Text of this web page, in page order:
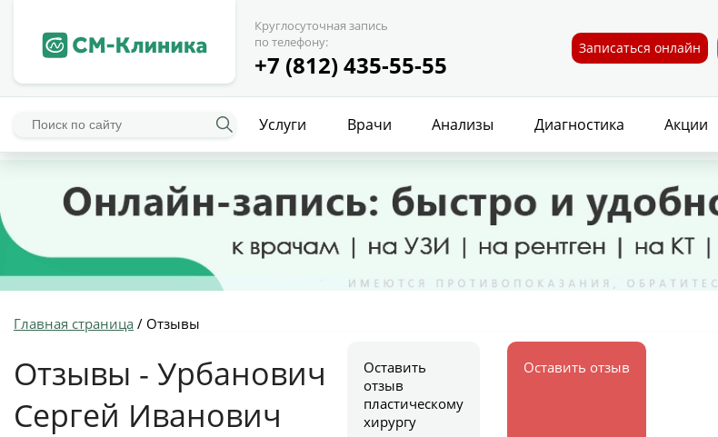
Круглосуточная запись
по телефону:
+7 (812) 435-55-55
Записаться онлайн
Услуги Врачи Анализы Диагностика Акции
Главная страница / Отзывы
Отзывы - Урбанович
Сергей Иванович
Оставить
отзыв
пластическому
хирургу
Оставить отзыв